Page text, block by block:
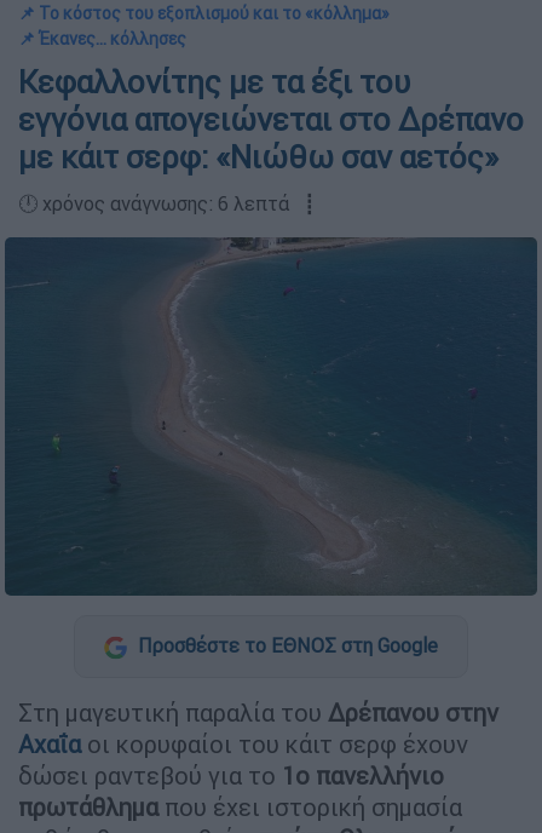
📌 Το κόστος του εξοπλισμού και το «κόλλημα»
📌 Έκανες... κόλλησες
Κεφαλλονίτης με τα έξι του
εγγόνια απογειώνεται στο Δρέπανο
με κάιτ σερφ: «Νιώθω σαν αετός»
🕛 χρόνος ανάγνωσης: 6 λεπτά ┋
Προσθέστε το ΕΘΝΟΣ στη Google
Στη μαγευτική παραλία του Δρέπανου στην
Αχαΐα οι κορυφαίοι του κάιτ σερφ έχουν
δώσει ραντεβού για το 1ο πανελλήνιο
πρωτάθλημαπου έχει ιστορική σημασία